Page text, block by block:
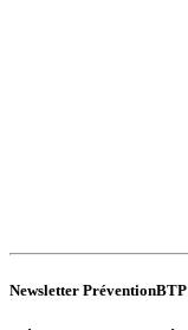
Newsletter PréventionBTP